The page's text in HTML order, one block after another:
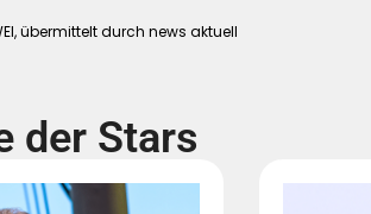
übermittelt durch news aktuell
der Stars